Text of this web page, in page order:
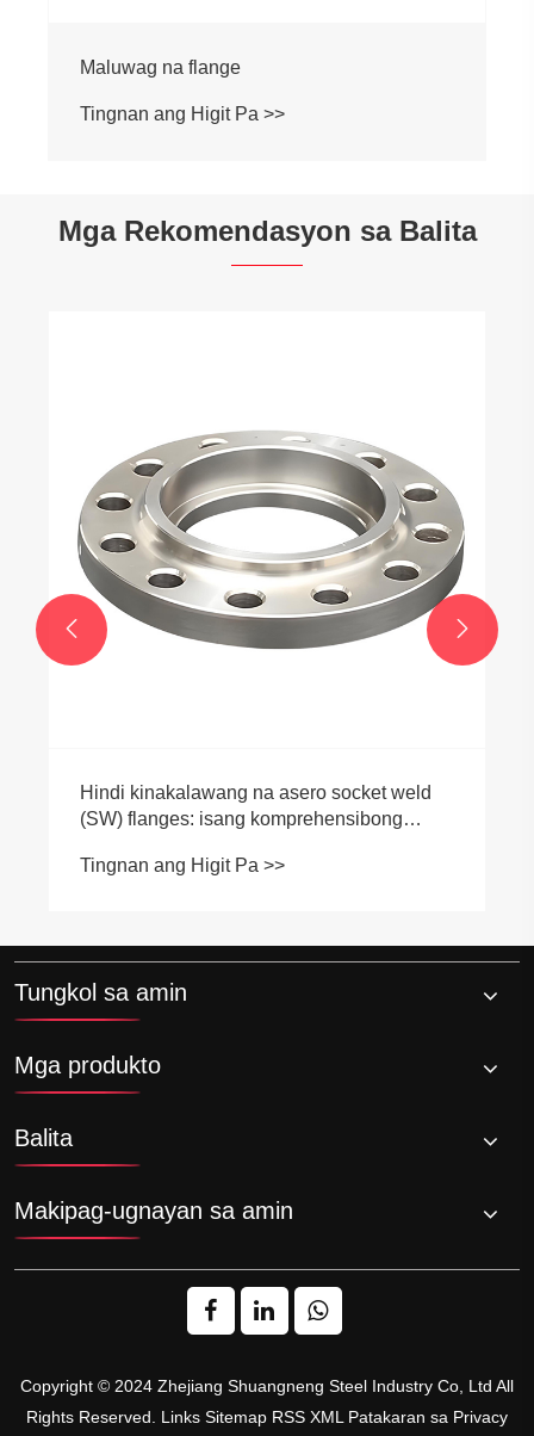
Maluwag na flange
Tingnan ang Higit Pa >>
Mga Rekomendasyon sa Balita
Hindi kinakalawang na asero socket weld
(SW) flanges: isang komprehensibong
pakinabang sa industriya
Tingnan ang Higit Pa >>
 
Tungkol sa amin
Mga produkto
Balita
Makipag-ugnayan sa amin
Copyright © 2024 Zhejiang Shuangneng Steel Industry Co, Ltd All
Rights Reserved. Links Sitemap RSS XML Patakaran sa Privacy